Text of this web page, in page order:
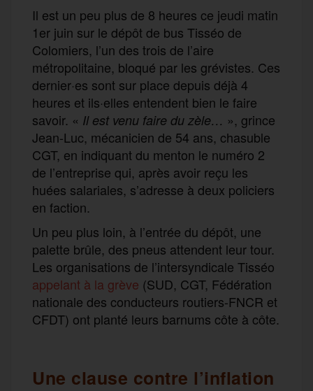
Il est un peu plus de 8 heures ce jeudi matin
1er juin sur le dépôt de bus Tisséo de
Colomiers, l’un des trois de l’aire
métropolitaine, bloqué par les grévistes. Ces
dernier·es sont sur place depuis déjà 4
heures et ils·elles entendent bien le faire
savoir. « Il est venu faire du zèle… », grince
Jean-Luc, mécanicien de 54 ans, chasuble
CGT, en indiquant du menton le numéro 2
de l’entreprise qui, après avoir reçu les
huées salariales, s’adresse à deux policiers
en faction.
Un peu plus loin, à l’entrée du dépôt, une
palette brûle, des pneus attendent leur tour.
Les organisations de l’intersyndicale Tisséo
appelant à la grève (SUD, CGT, Fédération
nationale des conducteurs routiers-FNCR et
CFDT) ont planté leurs barnums côte à côte.
Une clause contre l’inflation